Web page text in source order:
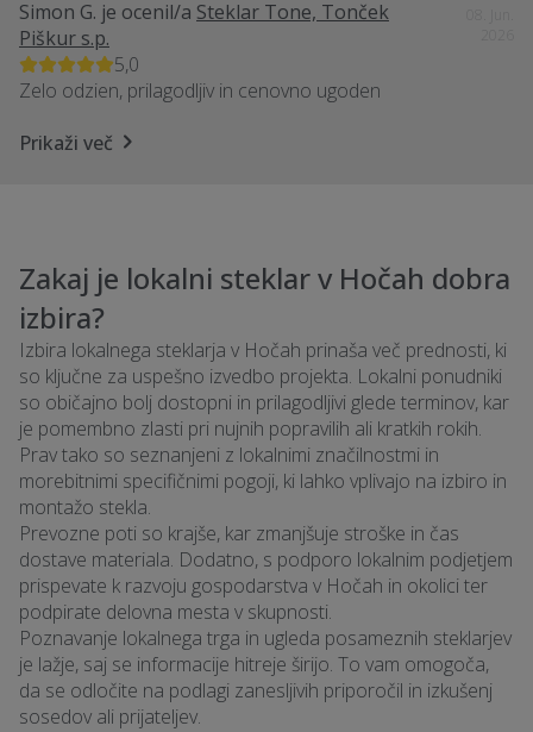
Simon G. je ocenil/a Steklar Tone, Tonček
Piškur s.p.
5,0
Zelo odzien, prilagodljiv in cenovno ugoden
Prikaži več
Zakaj je lokalni steklar v Hočah dobra
izbira?
Izbira lokalnega steklarja v Hočah prinaša več prednosti, ki
so ključne za uspešno izvedbo projekta. Lokalni ponudniki
so običajno bolj dostopni in prilagodljivi glede terminov, kar
je pomembno zlasti pri nujnih popravilih ali kratkih rokih.
Prav tako so seznanjeni z lokalnimi značilnostmi in
morebitnimi specifičnimi pogoji, ki lahko vplivajo na izbiro in
montažo stekla.
Prevozne poti so krajše, kar zmanjšuje stroške in čas
dostave materiala. Dodatno, s podporo lokalnim podjetjem
prispevate k razvoju gospodarstva v Hočah in okolici ter
podpirate delovna mesta v skupnosti.
Poznavanje lokalnega trga in ugleda posameznih steklarjev
je lažje, saj se informacije hitreje širijo. To vam omogoča,
da se odločite na podlagi zanesljivih priporočil in izkušenj
sosedov ali prijateljev.